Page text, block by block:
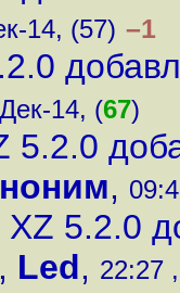
14, (57) –1
14, (67)
5.2.0
,
XZ 5.2.0
, Led, 22:27